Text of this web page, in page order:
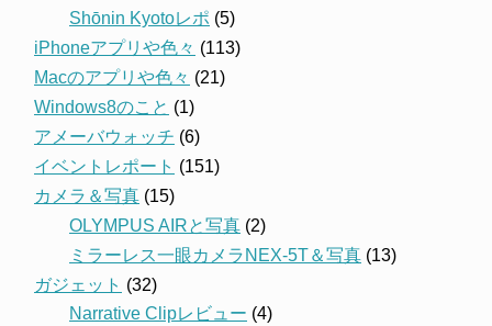
Shōnin Kyotoレポ (5)
iPhoneアプリや色々 (113)
Macのアプリや色々 (21)
Windows8のこと (1)
アメーバウォッチ (6)
イベントレポート (151)
カメラ＆写真 (15)
OLYMPUS AIRと写真 (2)
ミラーレス一眼カメラNEX-5T＆写真 (13)
ガジェット (32)
Narrative Clipレビュー (4)